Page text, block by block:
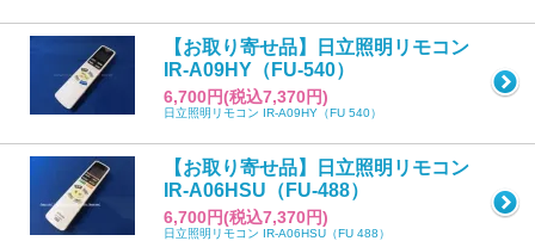
【お取り寄せ品】日立照明リモコン
IR-A09HY（FU-540）
6,700円(税込7,370円)
日立照明リモコン IR-A09HY（FU 540）
【お取り寄せ品】日立照明リモコン
IR-A06HSU（FU-488）
6,700円(税込7,370円)
日立照明リモコン IR-A06HSU（FU 488）